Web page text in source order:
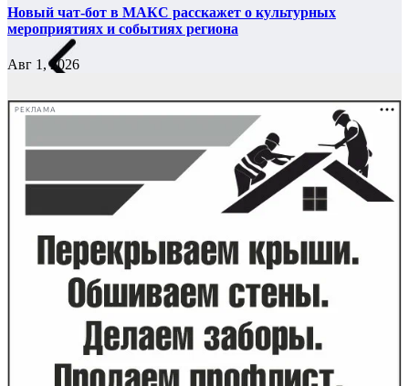
Новый чат-бот в МАКС расскажет о культурных
мероприятиях и событиях региона
Авг 1, 2026
РЕКЛАМА